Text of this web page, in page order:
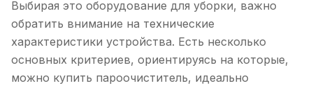
Выбирая это оборудование для уборки, важно
обратить внимание на технические
характеристики устройства. Есть несколько
основных критериев, ориентируясь на которые,
можно купить пароочиститель, идеально